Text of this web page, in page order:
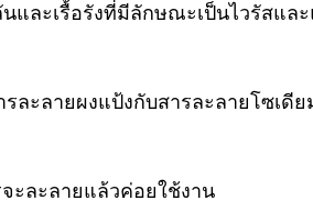
และเรื้อรังที่มีลักษณะเป็นไวรัสแล
ะลายผงแป้งกับสารละลายโซเดีย
ะละลายแล้วค่อยใช้งาน